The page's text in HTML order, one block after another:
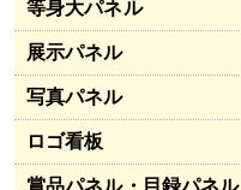
等身大パネル
展示パネル
写真パネル
ロゴ看板
賞品パネル・目録パネル